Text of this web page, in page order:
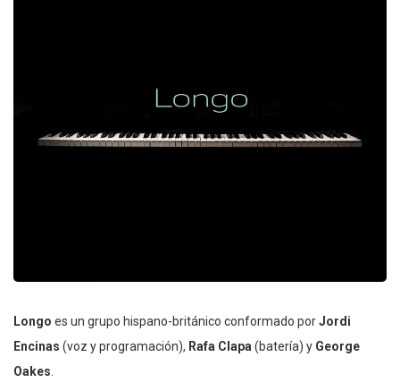
Longo es un grupo hispano-británico conformado porJordi
Encinas (voz y programación), Rafa Clapa (batería) y George
Oakes